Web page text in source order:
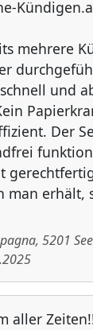
mehrere
und
Der
man erhält,
, 5201
aller